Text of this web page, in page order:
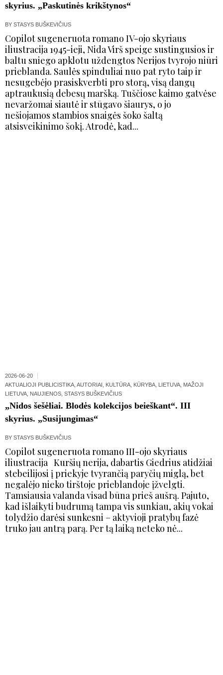
skyrius. „Paskutinės krikštynos“
BY STASYS BUŠKEVIČIUS
Copilot sugeneruota romano IV-ojo skyriaus
iliustracija 1945-ieji, Nida Virš speige sustingusios ir
baltu sniego apklotu uždengtos Nerijos tvyrojo niūri
prieblanda. Saulės spinduliai nuo pat ryto taip ir
nesugebėjo prasiskverbti pro storą, visą dangų
aptraukusią debesų maršką. Tuščiose kaimo gatvėse
nevaržomai siautė ir stūgavo šiaurys, o jo
nešiojamos stambios snaigės šoko šaltą
atsisveikinimo šokį. Atrodė, kad...
2026-06-20
AKTUALIOJI PUBLICISTIKA AUTORIAI KULTŪRA KŪRYBA LIETUVA MAŽOJI
LIETUVA NAUJIENOS STASYS BUŠKEVIČIUS
„Nidos šešėliai. Blodės kolekcijos beieškant“. III
skyrius. „Susijungimas“
BY STASYS BUŠKEVIČIUS
Copilot sugeneruota romano III-ojo skyriaus
iliustracija Kuršių nerija, dabartis Giedrius atidžiai
stebeilijosi į priekyje tvyrančią paryčių miglą, bet
negalėjo nieko tirštoje prieblandoje įžvelgti.
Tamsiausia valanda visad būna prieš aušrą. Pajuto,
kad išlaikyti budrumą tampa vis sunkiau, akių vokai
tolydžio darėsi sunkesni – aktyvioji pratybų fazė
truko jau antrą parą. Per tą laiką neteko nė...